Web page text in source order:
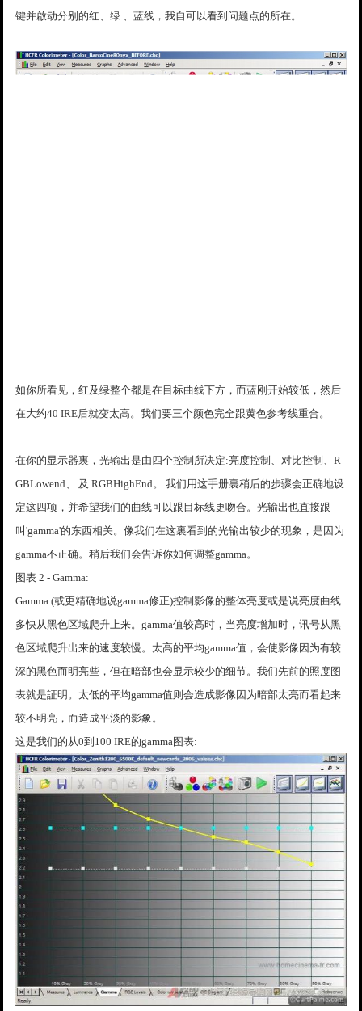
键并啟动分别的红、绿 、蓝线，我自可以看到问题点的所在。
如你所看见，红及绿整个都是在目标曲线下方，而蓝刚开始较低，然后
在大约40 IRE后就变太高。我们要三个颜色完全跟黄色参考线重合。
在你的显示器裏，光输出是由四个控制所决定:亮度控制、对比控制、R
GBLowend、 及 RGBHighEnd。 我们用这手册裏稍后的步骤会正确地设
定这四项，并希望我们的曲线可以跟目标线更吻合。光输出也直接跟
叫'gamma'的东西相关。像我们在这裏看到的光输出较少的现象，是因为
gamma不正确。稍后我们会告诉你如何调整gamma。
图表 2 - Gamma:
Gamma (或更精确地说gamma修正)控制影像的整体亮度或是说亮度曲线
多快从黑色区域爬升上来。gamma值较高时，当亮度增加时，讯号从黑
色区域爬升出来的速度较慢。太高的平均gamma值，会使影像因为有较
深的黑色而明亮些，但在暗部也会显示较少的细节。我们先前的照度图
表就是証明。太低的平均gamma值则会造成影像因为暗部太亮而看起来
较不明亮，而造成平淡的影象。
这是我们的从0到100 IRE的gamma图表: